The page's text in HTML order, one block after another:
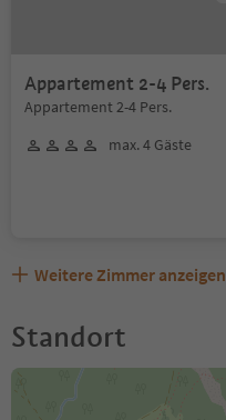
Appartement 2-4 Pers.
Appartement 2-4 Pers.
max. 4 Gäste
Weitere Zimmer anzeigen
Standort